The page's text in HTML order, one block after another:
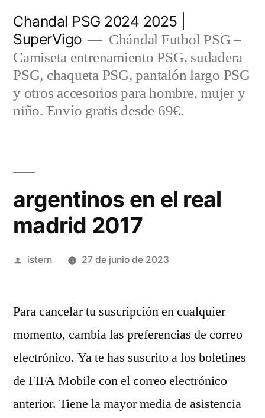
contenido
Chandal PSG 2024 2025 |
SuperVigo
Chándal Futbol PSG –
Camiseta entrenamiento PSG, sudadera
PSG, chaqueta PSG, pantalón largo PSG
y otros accesorios para hombre, mujer y
niño. Envío gratis desde 69€.
argentinos en el real
madrid 2017
Publicado
istern 27 de junio de 2023
Para cancelar tu suscripción en cualquier
momento, cambia las preferencias de correo
electrónico. Ya te has suscrito a los boletines
de FIFA Mobile con el correo electrónico
anterior. Tiene la mayor media de asistencia